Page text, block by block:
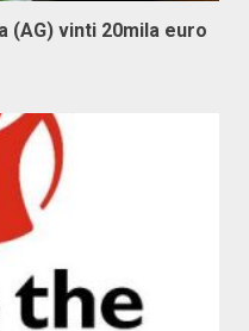
(AG) vinti 20mila euro